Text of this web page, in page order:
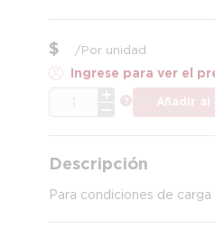
$ /Por unidad
Ingrese para ver el
másAñadir
Descripción
Para condiciones de